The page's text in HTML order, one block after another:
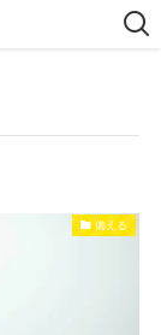
備える